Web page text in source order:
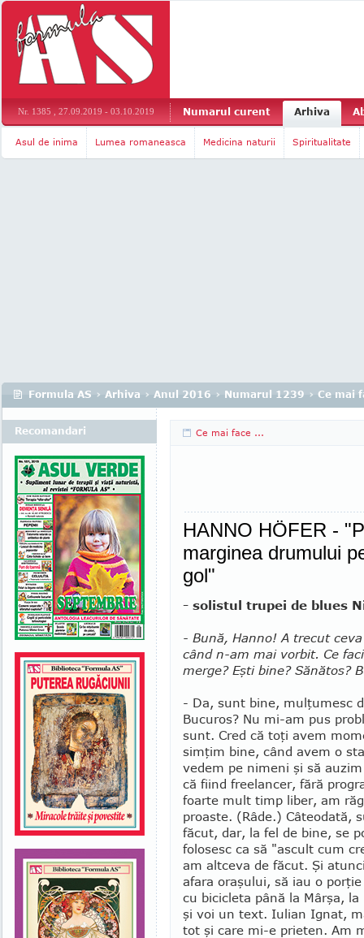
Nr. 1385 , 27.09.2019 - 03.10.2019 Numarul curent Arhiva
Asul de inima Lumea romaneasca Medicina naturii Spiritualitate
Formula AS › Arhiva › Anul 2016 › Numarul 1239 › Ce mai
Ce mai face ...
HANNO HÖFER -
marginea drumului
gol"
- solistul trupei de blues
- Bună, Hanno! A trecut
când n-am mai vorbit. Ce
merge? Eşti bine? Sănătos?
- Da, sunt bine, mulţumesc
Bucu­ros? Nu mi-am pus
sunt. Cred că toţi avem
simţim bine, când avem o
ve­dem pe nimeni şi să
că fiind freelancer, fără
foarte mult timp liber, am
proaste. (Râde.) Câ­teo­­dată,
făcut, dar, la fel de bine, se
folosesc ca să "as­cult cum
am alt­ceva de făcut. Şi
afara oraşului, să iau o
cu bicicleta pâ­nă la Mârşa,
şi voi un text. Iulian Ignat,
tot şi ca­re mi-e prieten. Am
Recomandari